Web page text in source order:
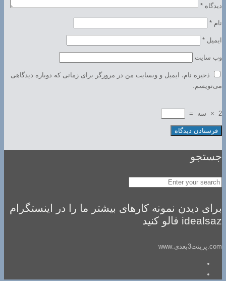
دیدگاه *
نام *
ایمیل *
وب‌ سایت
ذخیره نام، ایمیل و وبسایت من در مرورگر برای زمانی که دوباره دیدگاهی
می‌نویسم.
2
× سه =
جستجو
برای دیدن نمونه کارهای بیشتر ما را در اینستگرام
idealsaz فالو کنید
com.پرینت3بعدی.www